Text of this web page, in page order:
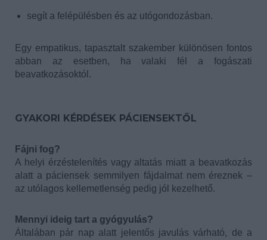
segít a felépülésben és az utógondozásban.
Egy empatikus, tapasztalt szakember különösen fontos
abban az esetben, ha valaki fél a fogászati
beavatkozásoktól.
GYAKORI KÉRDÉSEK PÁCIENSEKTŐL
Fájni fog?
A helyi érzéstelenítés vagy altatás miatt a beavatkozás
alatt a páciensek semmilyen fájdalmat nem éreznek –
az utólagos kellemetlenség pedig jól kezelhető.
Mennyi ideig tart a gyógyulás?
Általában pár nap alatt jelentős javulás várható, de a